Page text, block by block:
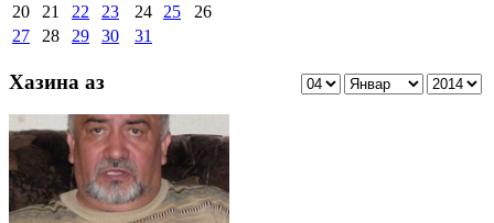
20
21 22 23 24 25
26
27
28 29 30 31
Хазина аз